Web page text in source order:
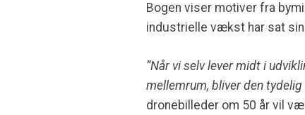
Bogen viser motiver fra
industrielle vækst har sat
”Når vi selv lever midt i
mellemrum, bliver den tydelig
dronebilleder om 50 år vil